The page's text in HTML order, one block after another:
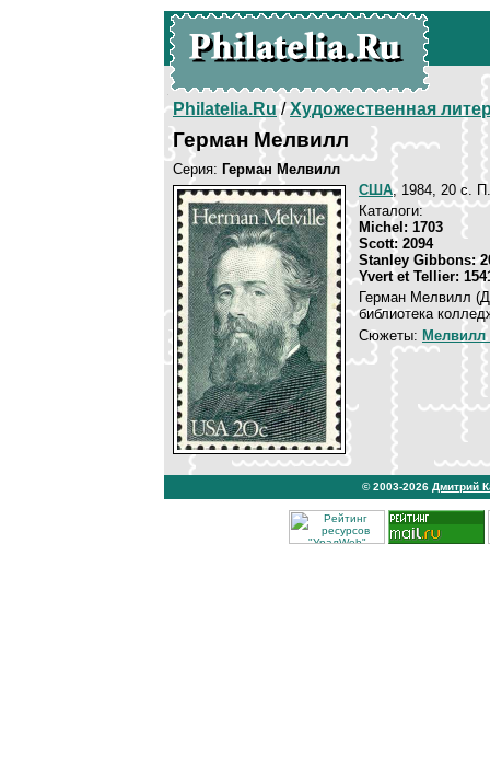
Philatelia.Ru/Художественная
Герман Мелвилл
Серия: Герман Мелвилл
США, 1984, 20 c.
Каталоги:
Michel: 1703
Scott: 2094
Stanley Gibbons:
Yvert et Tellier:
Герман Мелвилл
библиотека
Сюжеты: Мелвилл
© 2003-2026 Дмитрий